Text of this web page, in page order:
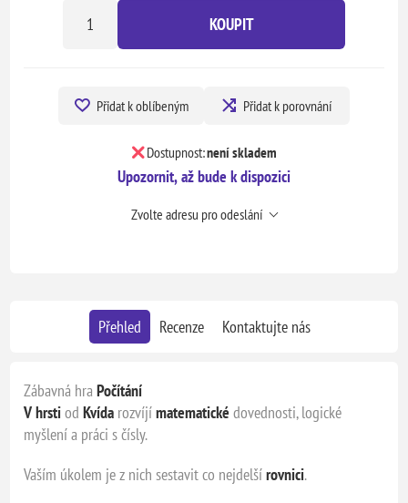
KOUPIT
Přidat k oblíbeným Přidat k porovnání
Dostupnost:není skladem
Upozornit, až bude k dispozici
Zvolte adresu pro odeslání
Přehled Recenze Kontaktujte nás
Zábavná hraPočítání
V hrstiodKvída rozvíjímatematickédovednosti, logické
myšlení a práci s čísly.
Vaším úkolem je z nich sestavit co nejdelšírovnici.